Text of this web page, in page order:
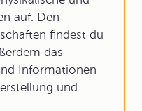
auf. Den
findest du
das
Informationen
und